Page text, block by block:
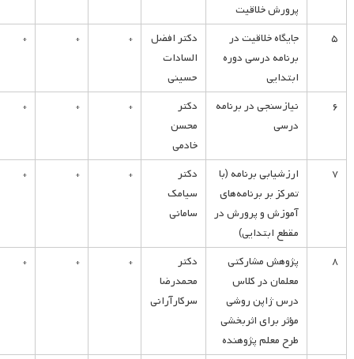
پرورش خلاقیت
۵
جایگاه خلاقیت در
برنامه درسی دوره
ابتدایی
دکتر افضل
السادات
حسینی
*
*
*
۶
نیازسنجی در برنامه
درسی
دکتر
محسن
خادمی
*
*
*
۷
ارزشیابی برنامه (با
تمرکز بر برنامه‌های
آموزش و پرورش در
مقطع ابتدایی)
دکتر
سیامک
سامانی
*
*
*
۸
پژوهش مشارکتی
معلمان در کلاس
درس ژاپن روشی
مؤثر برای اثربخشی
طرح معلم پژوهنده
دکتر
محمدرضا
سرکارآرانی
*
*
*